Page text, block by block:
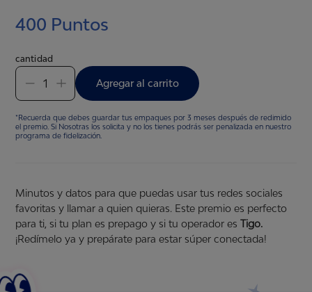
400 Puntos
cantidad
1 Agregar al carrito
*Recuerda que debes guardar tus empaques por 3 meses después de redimido
el premio. Si Nosotras los solicita y no los tienes podrás ser penalizada en nuestro
programa de fidelización.
Minutos y datos para que puedas usar tus redes sociales
favoritas y llamar a quien quieras. Este premio es perfecto
para ti, si tu plan es prepago y si tu operador esTigo.
¡Redímelo ya y prepárate para estar súper conectada!